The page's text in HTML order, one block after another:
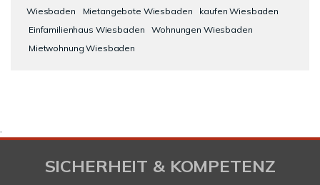
Wiesbaden
Mietangebote Wiesbaden
kaufen Wiesbaden
Einfamilienhaus Wiesbaden
Wohnungen Wiesbaden
Mietwohnung Wiesbaden
.
SICHERHEIT & KOMPETENZ